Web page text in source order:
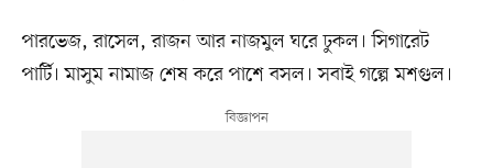
পারভেজ, রাসেল, রাজন আর নাজমুল ঘরে ঢুকল। সিগারেট
পার্টি। মাসুম নামাজ শেষ করে পাশে বসল। সবাই গল্পে মশগুল।